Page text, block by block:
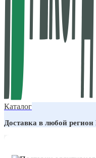
Каталог
Доставка в любой